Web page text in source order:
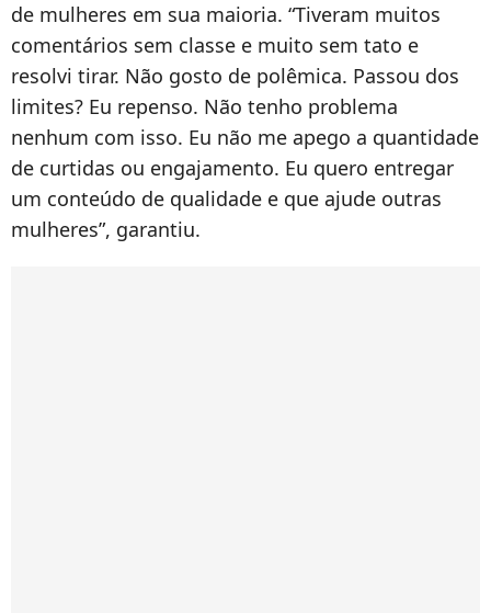
de mulheres em sua maioria. “Tiveram muitos
comentários sem classe e muito sem tato e
resolvi tirar. Não gosto de polêmica. Passou dos
limites? Eu repenso. Não tenho problema
nenhum com isso. Eu não me apego a quantidade
de curtidas ou engajamento. Eu quero entregar
um conteúdo de qualidade e que ajude outras
mulheres”, garantiu.